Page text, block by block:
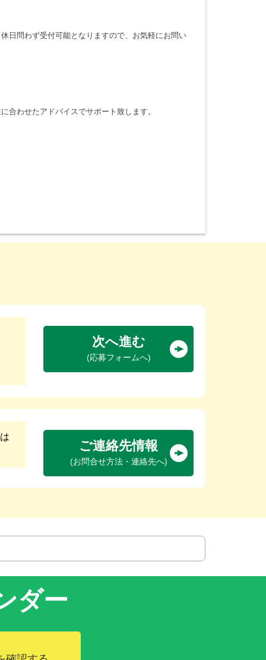
日問わず受付可能となりますので、お気軽にお問い
合わせたアドバイスでサポート致します。
次へ進む
(応募フォームへ)
ご連絡先情報
(お問合せ方法・連絡先へ)
ダー